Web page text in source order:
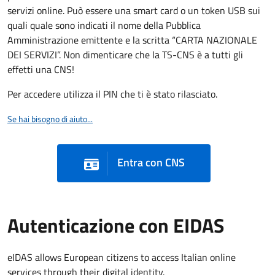
servizi online. Può essere una smart card o un token USB sui
quali quale sono indicati il nome della Pubblica
Amministrazione emittente e la scritta “CARTA NAZIONALE
DEI SERVIZI”. Non dimenticare che la TS-CNS è a tutti gli
effetti una CNS!
Per accedere utilizza il PIN che ti è stato rilasciato.
Se hai bisogno di aiuto...
Entra con CNS
Autenticazione con EIDAS
eIDAS allows European citizens to access Italian online
services through their digital identity.